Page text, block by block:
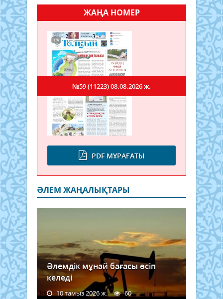
ЖАҢА НОМЕР
PDF МҰРАҒАТЫ
№59 (11223)08.08.2026 ж.
ӘЛЕМ ЖАҢАЛЫҚТАРЫ
Әлемдік мұнай бағасы өсіп
келеді
10 тамыз 2026 ж. 60